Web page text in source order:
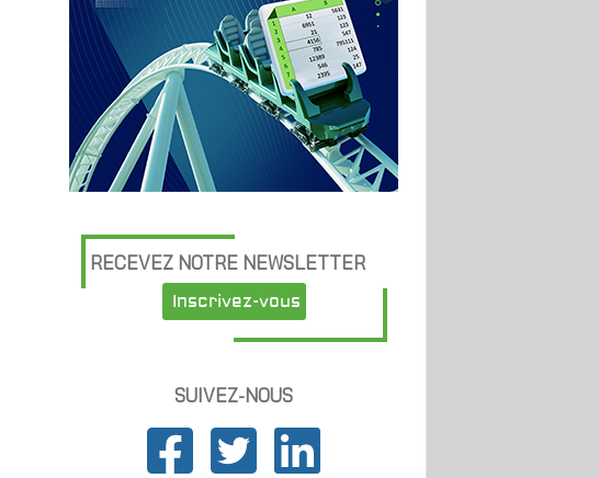
RECEVEZ NOTRE NEWSLETTER
Inscrivez-vous
SUIVEZ-NOUS